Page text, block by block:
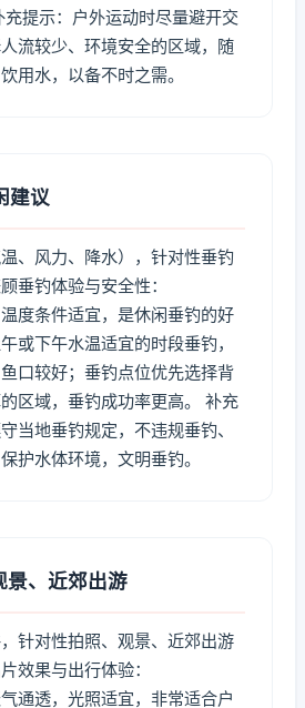
提示：户外运动时尽量避开交
流较少、环境安全的区域，随
用水，以备不时之需。
建议
、风力、降水），针对性垂钓
垂钓体验与安全性：
度条件适宜，是休闲垂钓的好
或下午水温适宜的时段垂钓，
口较好；垂钓点位优先选择背
区域，垂钓成功率更高。 补充
当地垂钓规定，不违规垂钓、
护水体环境，文明垂钓。
景、近郊出游
针对性拍照、观景、近郊出游
效果与出行体验：
通透，光照适宜，非常适合户